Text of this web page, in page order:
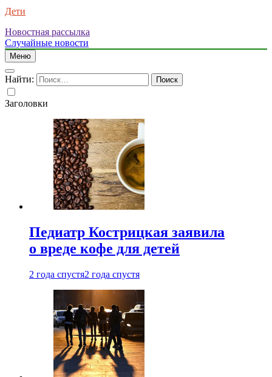
Дети
Новостная рассылка
Случайные новости
Меню
Найти:
Заголовки
Педиатр Кострицкая заявила
о вреде кофе для детей
2 года спустя2 года спустя